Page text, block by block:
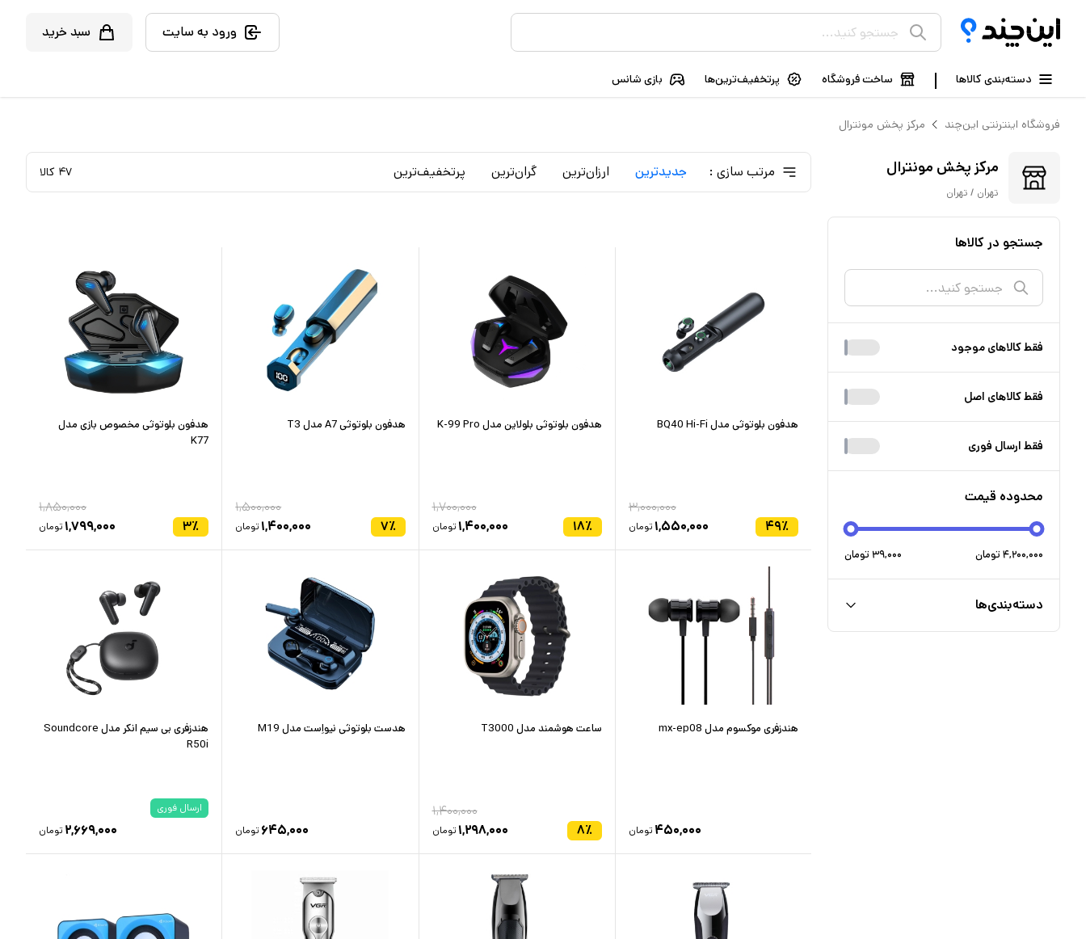
ورود به سایت سبد خرید
دسته‌بندی کالاها ساخت فروشگاه پرتخفیف‌ترین‌ها بازی شانس
فروشگاه اینترنتی این‌چند مرکز پخش مونترال
مرکز پخش مونترال
تهران / تهران
جستجو در کالاها
فقط کالا‌های موجود
فقط کالا‌های اصل
فقط ارسال فوری
محدوده قیمت
۴,۲۰۰,۰۰۰ تومان ۳۹,۰۰۰ تومان
دسته‌بندی‌ها
مرتب سازی : جدید‌ترین ارزان‌ترین گران‌ترین پرتخفیف‌ترین ۴۷ کالا
هدفون بلوتوثی مدل BQ40 Hi-Fi
۴۹٪
۳,۰۰۰,۰۰۰
۱,۵۵۰,۰۰۰ تومان
هدفون بلوتوثی بلولاین مدل K-99 Pro
۱۸٪
۱,۷۰۰,۰۰۰
۱,۴۰۰,۰۰۰ تومان
هدفون بلوتوثی A7 مدل T3
۷٪
۱,۵۰۰,۰۰۰
۱,۴۰۰,۰۰۰ تومان
هدفون بلوتوثی مخصوص بازی مدل
K77
۳٪
۱,۸۵۰,۰۰۰
۱,۷۹۹,۰۰۰ تومان
هندزفری موکسوم مدل mx-ep08
۴۵۰,۰۰۰ تومان
ساعت هوشمند مدل T3000
۸٪
۱,۴۰۰,۰۰۰
۱,۲۹۸,۰۰۰ تومان
هدست بلوتوثی نیواِست مدل M19
۶۴۵,۰۰۰ تومان
هندزفری بی سیم انکر مدل Soundcore
R50i
ارسال فوری
۲,۶۶۹,۰۰۰ تومان